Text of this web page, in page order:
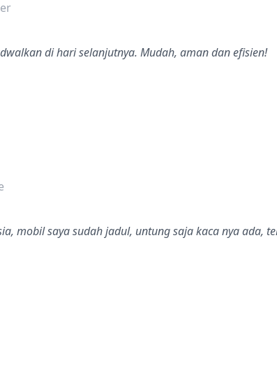
di hari selanjutnya. Mudah, aman dan efisien!
lima
mobil saya sudah jadul, untung saja kaca nya ada,
lima